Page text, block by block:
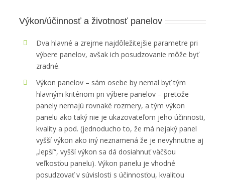
Výkon/účinnosť a životnosť panelov
Dva hlavné a zrejme najdôležitejšie parametre pri
výbere panelov, avšak ich posudzovanie môže byť
zradné.
Výkon panelov – sám osebe by nemal byť tým
hlavným kritériom pri výbere panelov – pretože
panely nemajú rovnaké rozmery, a tým výkon
panelu ako taký nie je ukazovateľom jeho účinnosti,
kvality a pod. (jednoducho to, že má nejaký panel
vyšší výkon ako iný neznamená že je nevyhnutne aj
„lepší“, vyšší výkon sa dá dosiahnuť väčšou
veľkosťou panelu). Výkon panelu je vhodné
posudzovať v súvislosti s účinnosťou, kvalitou